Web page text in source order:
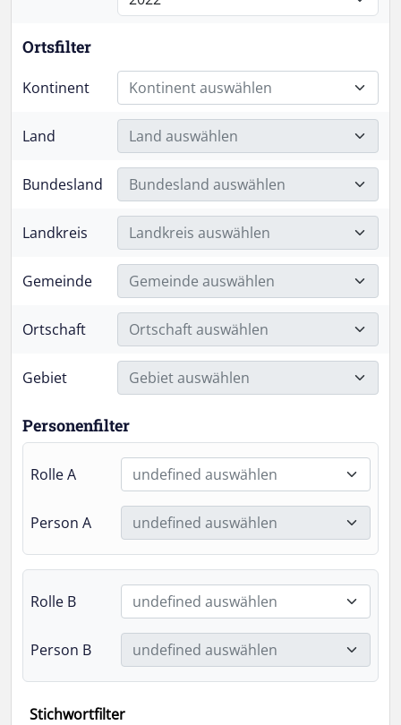
Ortsfilter
Kontinent Kontinent auswählen
Land Land auswählen
Bundesland Bundesland auswählen
Landkreis Landkreis auswählen
Gemeinde Gemeinde auswählen
Ortschaft Ortschaft auswählen
Gebiet Gebiet auswählen
Personenfilter
Rolle A undefined auswählen
Person A undefined auswählen
Rolle B undefined auswählen
Person B undefined auswählen
Stichwortfilter